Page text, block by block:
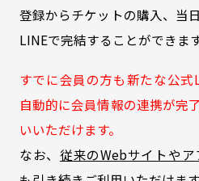
登録からチケットの購入、当
LINEで完結することができます
すでに会員の方も新たな公式
自動的に会員情報の連携が完
いいただけます。
なお、 従来のWebサイトや